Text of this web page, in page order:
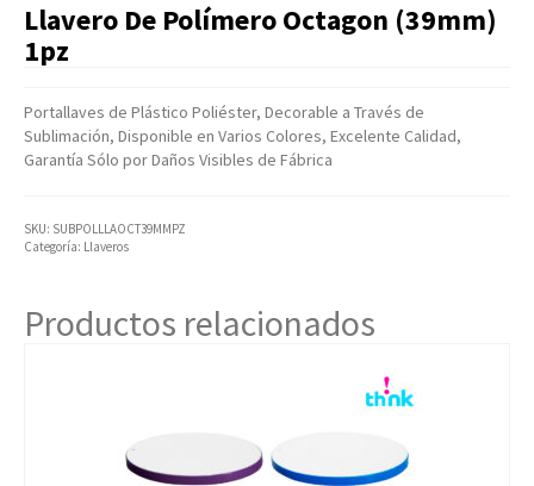
Llavero De Polímero Octagon (39mm)
1pz
Portallaves de Plástico Poliéster, Decorable a Través de
Sublimación, Disponible en Varios Colores, Excelente Calidad,
Garantía Sólo por Daños Visibles de Fábrica
SKU: SUBPOLLLAOCT39MMPZ
Categoría: Llaveros
Productos relacionados